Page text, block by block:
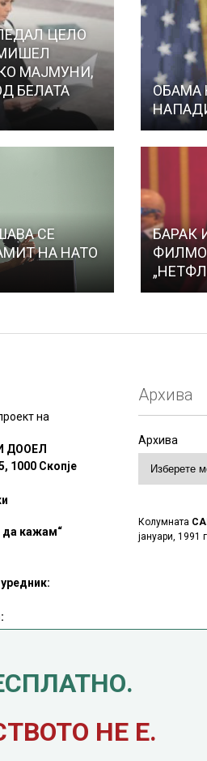
ЦЕЛО
МАЈМУНИ,
БЕЛАТА
ОБАМА
СЕ
НА НАТО
БАРАК
на
ДООЕЛ
1000 Скопје
да кажам“
казниво со закон.
од оваа
Архива
Архива
Колумната
јануари, 1991
НЕ Е.